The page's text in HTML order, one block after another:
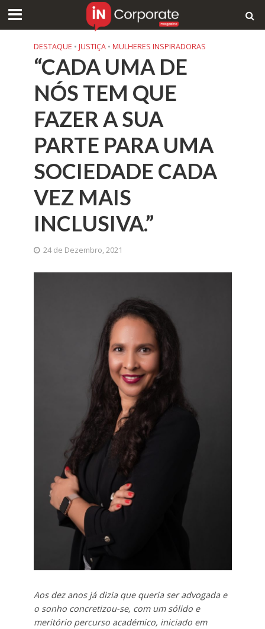
DESTAQUE • JUSTIÇA • MULHERES INSPIRADORAS
“CADA UMA DE
NÓS TEM QUE
FAZER A SUA
PARTE PARA UMA
SOCIEDADE CADA
VEZ MAIS
INCLUSIVA.”
24 de Dezembro, 2021
Aos dez anos já dizia que queria ser advogada e
o sonho concretizou-se, com um sólido e
meritório percurso académico, iniciado em